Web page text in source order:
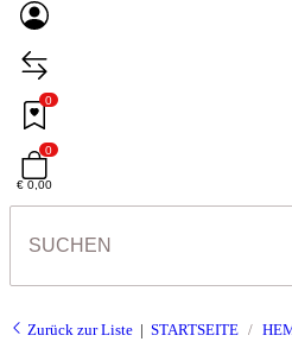
0
0
€ 0,00
Zurück zur Liste STARTSEITE